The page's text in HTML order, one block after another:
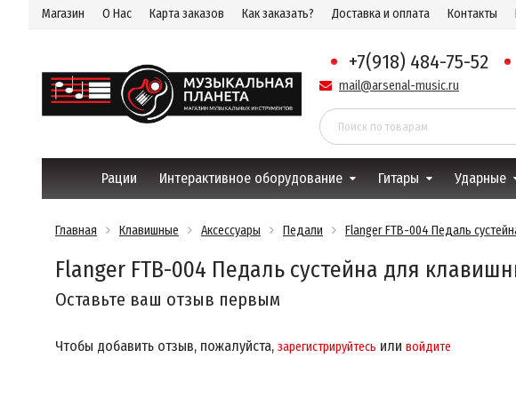
Магазин О Нас Карта заказов Как заказать? Доставка и оплата Контакты
+7(918) 484-75-52
mail@arsenal-music.ru
Рации Интерактивное оборудование Гитары Ударные
Главная Клавишные Аксессуары Педали Flanger FTB-004 Педаль
Flanger FTB-004 Педаль сустейна для
Оставьте ваш отзыв первым
Чтобы добавить отзыв, пожалуйста, зарегистрируйтесь или войдите